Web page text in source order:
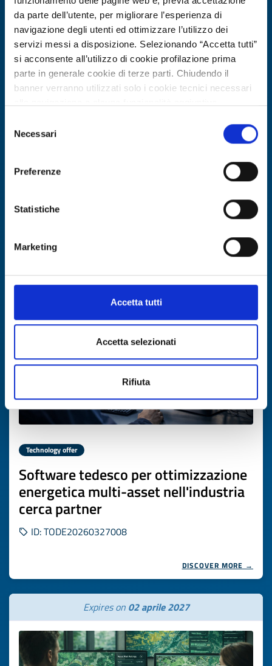
da parte dell’utente, per migliorare l’esperienza di
navigazione degli utenti ed ottimizzare l’utilizzo dei
servizi messi a disposizione. Selezionando “Accetta tutti”
si acconsente all’utilizzo di cookie profilazione prima
parte in generale cookie di terze parti. Chiudendo il
banner verranno utilizzati solo i cookie tecnici necessari
Per conoscere i dettagli, consulta la nostra cookie policy.
https://www.openinnovation.regione.lombardia.it/it/co
https://www.openinnovation.regione.lombardia.it/it/pr
delNecessari
Preferenze
Statistiche
Marketing
Accetta tutti
Accetta selezionati
Rifiuta
Technology offer
sostenibili a base proteica per legno e
ID: TODE20260331024
DISCOVER MORE →
Technology offer
Software tedesco per ottimizzazione
energetica multi-asset nell'industria
cerca partner
ID: TODE20260327008
DISCOVER MORE →
Expires on 02 aprile 2027